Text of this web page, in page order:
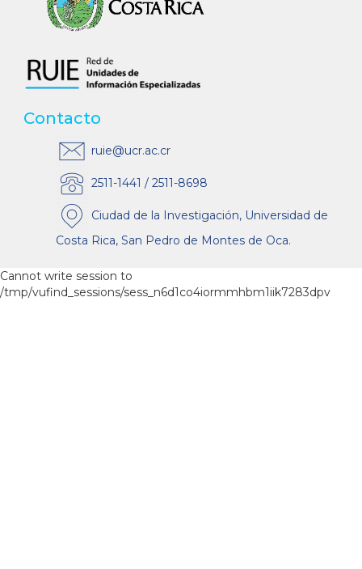
Contacto
ruie@ucr.ac.cr
2511-1441 / 2511-8698
Ciudad de la Investigación, Universidad de
Costa Rica, San Pedro de Montes de Oca.
Cannot write session to
/tmp/vufind_sessions/sess_n6d1co4iormmhbm1iik7283dpv